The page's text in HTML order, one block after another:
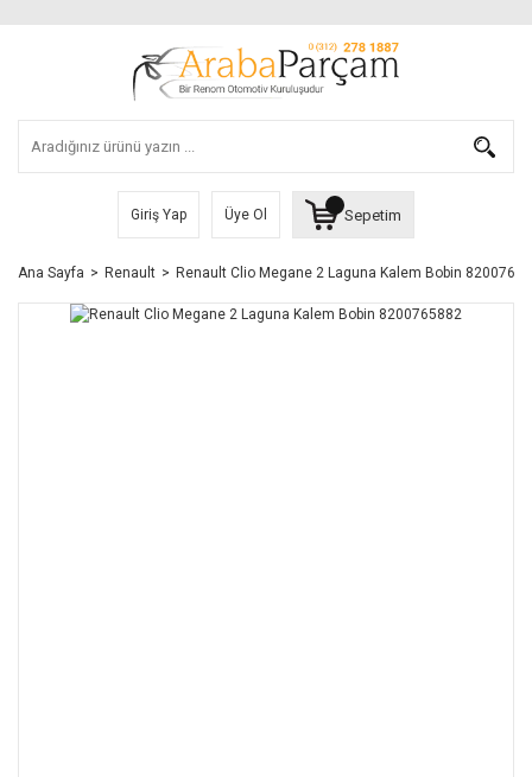
Giriş Yap Üye Ol Sepetim
Ana Sayfa Renault Renault Clio Megane 2 Laguna Kalem Bobin